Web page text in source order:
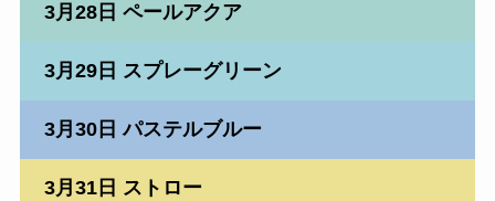
3月28日 ペールアクア
3月29日 スプレーグリーン
3月30日 パステルブルー
3月31日 ストロー